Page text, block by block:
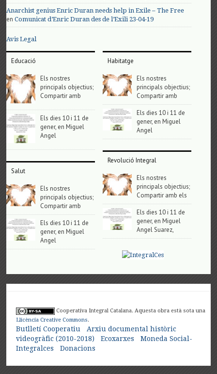
Anarchist genius Enric Duran needs help in Exile – The Free
enComunicat d’Enric Duran des de l’Exili 23-04-19
Avis Legal
Educació
Els nostres
principals objectius;
Compartir amb
Els dies 10 i 11 de
gener, en Miguel
Angel
Salut
Els nostres
principals objectius;
Compartir amb
Els dies 10 i 11 de
gener, en Miguel
Angel
Habitatge
Els nostres
principals objectius;
Compartir amb
Els dies 10 i 11 de
gener, en Miguel
Angel
Revolució Integral
Els nostres
principals objectius;
Compartir amb els
Els dies 10 i 11 de
gener, en Miguel
Angel Suarez,
Cooperativa Integral Catalana. Aquesta obra està sota una
Llicència Creative Commons.
Butlletí Cooperatiu
Arxiu documental històric
videogràfic (2010-2018)
Ecoxarxes
Moneda Social-
Integralces
Donacions